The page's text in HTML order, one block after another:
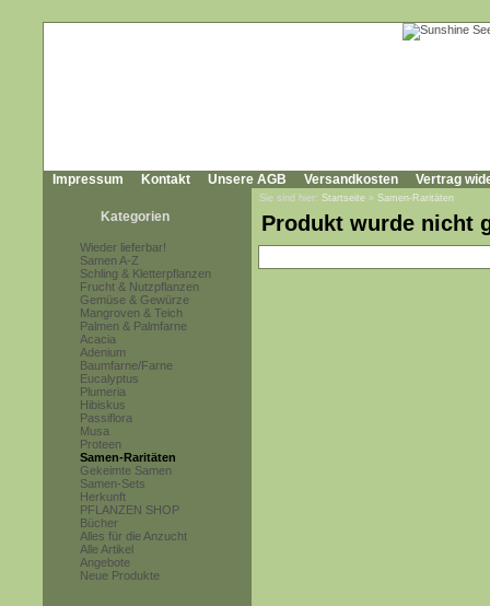
Impressum Kontakt Unsere AGB Versandkosten Vertrag
Kategorien
Wieder lieferbar!
Samen A-Z
Schling & Kletterpflanzen
Frucht & Nutzpflanzen
Gemüse & Gewürze
Mangroven & Teich
Palmen & Palmfarne
Acacia
Adenium
Baumfarne/Farne
Eucalyptus
Plumeria
Hibiskus
Passiflora
Musa
Proteen
Samen-Raritäten
Gekeimte Samen
Samen-Sets
Herkunft
PFLANZEN SHOP
Bücher
Alles für die Anzucht
Alle Artikel
Angebote
Neue Produkte
Sie sind hier: Startseite » Samen-Raritäten
Produkt wurde nicht